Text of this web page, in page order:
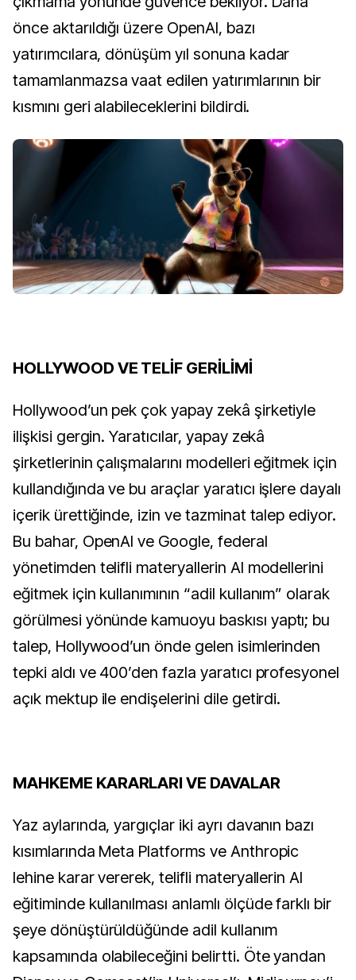
önce aktarıldığı üzere OpenAI, bazı
yatırımcılara, dönüşüm yıl sonuna kadar
tamamlanmazsa vaat edilen yatırımlarının bir
kısmını geri alabileceklerini bildirdi.
HOLLYWOOD VE TELİF GERİLİMİ
Hollywood’un pek çok yapay zekâ şirketiyle
ilişkisi gergin. Yaratıcılar, yapay zekâ
şirketlerinin çalışmalarını modelleri eğitmek için
kullandığında ve bu araçlar yaratıcı işlere dayalı
içerik ürettiğinde, izin ve tazminat talep ediyor.
Bu bahar, OpenAI ve Google, federal
yönetimden telifli materyallerin AI modellerini
eğitmek için kullanımının “adil kullanım” olarak
görülmesi yönünde kamuoyu baskısı yaptı; bu
talep, Hollywood’un önde gelen isimlerinden
tepki aldı ve 400’den fazla yaratıcı profesyonel
açık mektup ile endişelerini dile getirdi.
MAHKEME KARARLARI VE DAVALAR
Yaz aylarında, yargıçlar iki ayrı davanın bazı
kısımlarında Meta Platforms ve Anthropic
lehine karar vererek, telifli materyallerin AI
eğitiminde kullanılması anlamlı ölçüde farklı bir
şeye dönüştürüldüğünde adil kullanım
kapsamında olabileceğini belirtti. Öte yandan